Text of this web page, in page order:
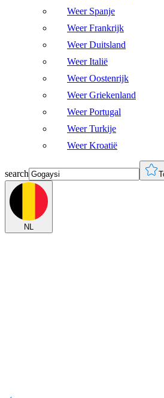
Weer Spanje
Weer Frankrijk
Weer Duitsland
Weer Italië
Weer Oostenrijk
Weer Griekenland
Weer Portugal
Weer Turkije
Weer Kroatië
search
NL